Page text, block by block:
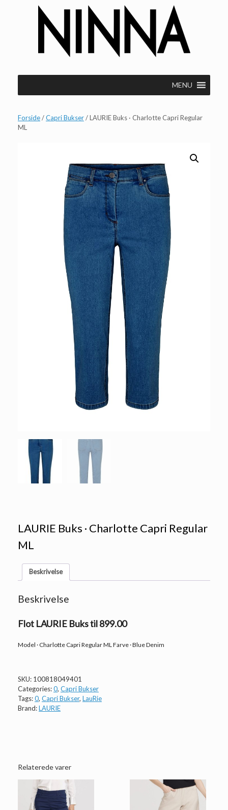
MENU
Forside/Capri Bukser/ LAURIE Buks · Charlotte Capri Regular
ML
LAURIE Buks · Charlotte Capri Regular
ML
Beskrivelse
Beskrivelse
Flot LAURIE Buks til 899.00
Model · Charlotte Capri Regular ML Farve · Blue Denim
SKU: 100818049401
Categories:0, Capri Bukser
Tags:0, Capri Bukser, LauRie
Brand:LAURIE
Relaterede varer